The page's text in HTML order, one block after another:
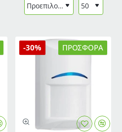
ΠΡΟΣΦΟΡΆ
-30%